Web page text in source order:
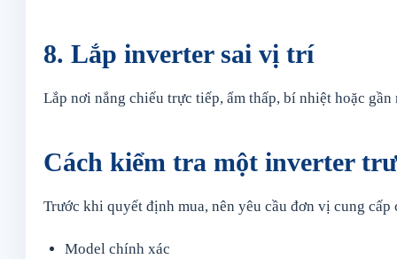
8. Lắp inverter sai vị trí
Lắp nơi nắng chiếu trực tiếp, ẩm thấp, bí nhiệt hoặc
Cách kiểm tra một inverter
Trước khi quyết định mua, nên yêu cầu đơn vị cung cấp
Model chính xác